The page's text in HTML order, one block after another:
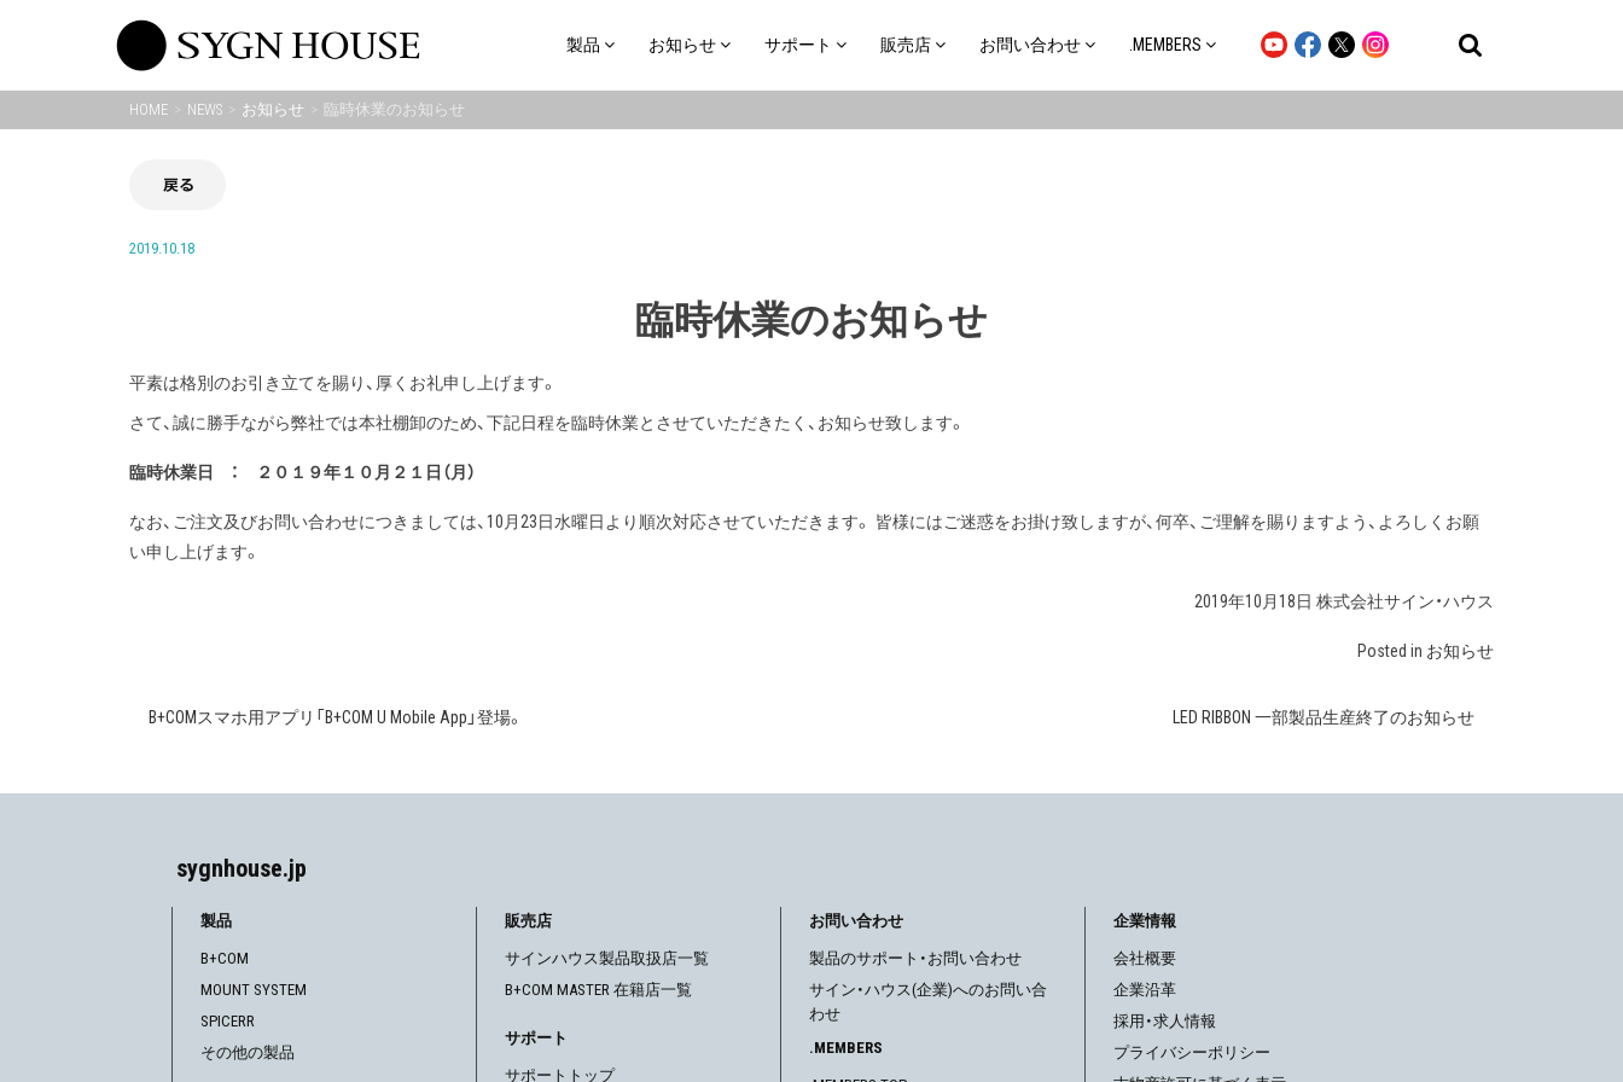
製品 お知らせ サポート 販売店 お問い合わせ .MEMBERS
HOME NEWS お知らせ 臨時休業のお知らせ
戻る
2019.10.18
臨時休業のお知らせ
平素は格別のお引き立てを賜り、厚くお礼申し上げます。
さて、誠に勝手ながら弊社では本社棚卸のため、下記日程を臨時休業とさせていただきたく、お知らせ致します。
臨時休業日 ： ２０１９年１０月２１日（月）
なお、ご注文及びお問い合わせにつきましては、10月23日水曜日より順次対応させていただきます。 皆様にはご迷惑をお掛け致しますが、何卒、ご理解を賜りますよう、よろしくお願
い申し上げます。
2019年10月18日 株式会社サイン・ハウス
Posted in お知らせ
投
B+COMスマホ用アプリ「B+COM U Mobile App」登場。 LED RIBBON 一部製品生産終了のお知らせ
sygnhouse.jp
製品
B+COM
MOUNT SYSTEM
SPICERR
その他の製品
販売店
サインハウス製品取扱店一覧
B+COM MASTER 在籍店一覧
サポート
サポートトップ
お問い合わせ
製品のサポート・お問い合わせ
サイン・ハウス(企業)へのお問い合
わせ
.MEMBERS
企業情報
会社概要
企業沿革
採用・求人情報
プライバシーポリシー